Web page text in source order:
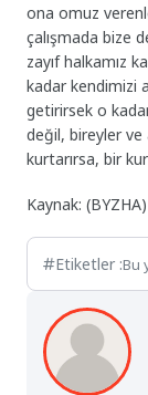
ona omuz
çalışmada bize
zayıf halkamız
kadar kendimizi
getirirsek o
değil, bireyler ve
kurtarırsa, bir
Kaynak:
Etiketler :Bu